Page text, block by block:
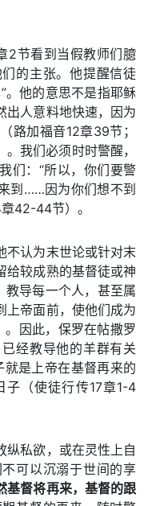
2节看到当假教师们臆
的主张。他提醒信徒
。他的意思不是指耶稣
出人意料地快速，因为
路加福音12章39节；
我们必须时时警醒，
们：“所以，你们要警
到……因为你们想不到
42-44节）。
不认为末世论或针对末
给较成熟的基督徒或神
教导每一个人，甚至属
上帝面前，使他们成为
因此，保罗在帖撒罗
经教导他的羊群有关
就是上帝在基督再来的
子（使徒行传17章1-4
纵私欲，或在灵性上自
可以沉溺于世间的享
基督将再来，基督的跟